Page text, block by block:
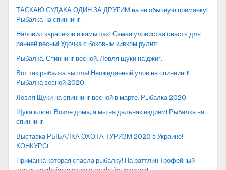
ТАСКАЮ СУДАКА ОДИН ЗА ДРУГИМ на не обычную приманку!
Рыбалка на спиннинг.
Наловил карасиков в камышах! Самая уловистая снасть для
ранней весны! Удочка с боковым кивком рулит!
Рыбалка. Спиннинг весной. Ловля щуки на джиг.
Вот так рыбалка вышла! Неожиданный улов на спиннинг!!
Рыбалка весной 2020.
Ловля Щуки на спиннинг весной в марте. Рыбалка 2020.
Щука клюет Возле дома, а мы на дальняк ездием! Рыбалка на
спиннинг.
Выставка РЫБАЛКА ОХОТА ТУРИЗМ 2020 в Украине!
КОНКУРС!
Приманка которая спасла рыбалку! На раттлин Трофейный